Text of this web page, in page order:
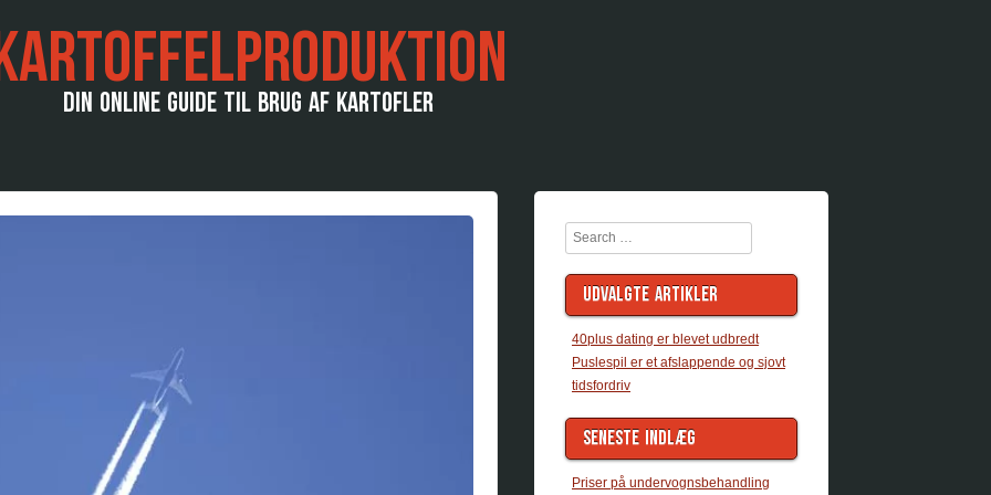
DIN ONLINE GUIDE TIL BRUG AF KARTOFLER
Search
UDVALGTE ARTIKLER
40plus dating er blevet udbredt
Puslespil er et afslappende og sjovt
tidsfordriv
SENESTE INDLÆG
Priser på undervognsbehandling